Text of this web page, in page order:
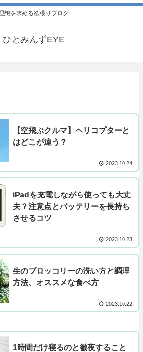
想を求める欲張りブログ
ひとみんずEYE
【空飛ぶクルマ】ヘリコプターと
はどこが違う？
2023.10.24
iPadを充電しながら使っても大丈
夫？注意点とバッテリーを長持ち
させるコツ
2023.10.23
生のブロッコリーの洗い方と調理
方法、オススメな食べ方
2023.10.22
1時間だけ寝るのと徹夜すること